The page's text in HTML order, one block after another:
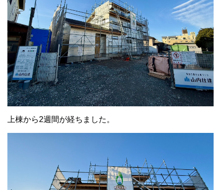
上棟から2週間が経ちました。